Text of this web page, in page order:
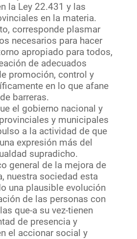
la Ley 22.431 y las
en la materia.
corresponde plasmar
necesarios para hacer
apropiado para todos,
de adecuados
promoción, control y
en lo que afane
barreras.
el gobierno nacional y
y municipales
a la actividad de que
expresión más del
supradicho.
general de la mejora de
nuestra sociedad esta
una plausible evolución
de las personas con
que-a su vez-tienen
de presencia y
el accionar social y